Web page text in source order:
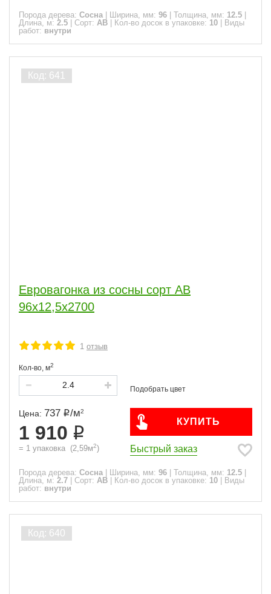
Порода дерева: Сосна Ширина, мм: 96 Толщина, мм: 12.5
Длина, м: 2.5 Сорт: АВ Кол-во досок в упаковке: 10
Виды
работ: внутри
Евровагонка из сосны сорт АВ
96x12,5x2700
1 отзыв
Кол-во, м2
Цена: 737 /м2
1 910
= 1 упаковка (2,59м2)
КУПИТЬ
Быстрый заказ
Порода дерева: Сосна Ширина, мм: 96 Толщина, мм: 12.5
Длина, м: 2.7 Сорт: АВ Кол-во досок в упаковке: 10
Виды
работ: внутри